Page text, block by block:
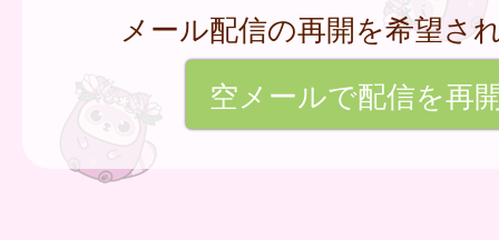
メール配信の再開を希望さ
空メールで配信を再